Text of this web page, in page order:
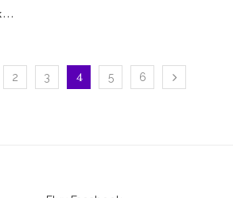
…
2 3 4 5 6